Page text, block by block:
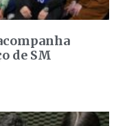
de SM